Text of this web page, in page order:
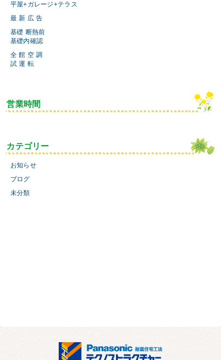
平屋+ガレージ+テラス
最 新 広 告
基礎 断熱前
基礎内確認
全 館 空 調
試 運 転
営業時間
カテゴリー
お知らせ
ブログ
未分類